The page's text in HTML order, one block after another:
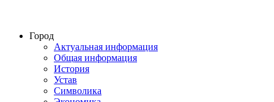
Город
Актуальная информация
Общая информация
История
Устав
Символика